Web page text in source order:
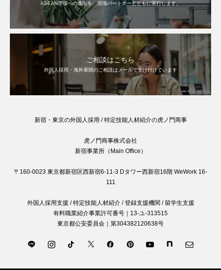
ASEAN市場への進出を、現地パートナーとともに実行します。
ご相談はこちら
外国人採用・海外展開のご相談はメールで受け付けています
新宿・東京の外国人採用 / 特定技能人材紹介の虎ノ門商事
虎ノ門商事株式会社
新宿事業所（Main Office）
〒160-0023 東京都新宿区西新宿6-11-3 Dタワー西新宿16階 WeWork 16-
111
外国人採用支援 / 特定技能人材紹介 / 登録支援機関 / 留学生支援
有料職業紹介事業許可番号｜13-ユ-313515
東京都公安委員会｜第304382120638号